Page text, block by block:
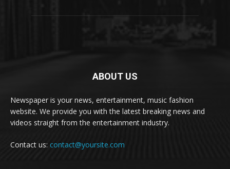
ABOUT US
Newspaper is your news, entertainment, music fashion
website. We provide you with the latest breaking news and
videos straight from the entertainment industry.
Contact us: contact@yoursite.com